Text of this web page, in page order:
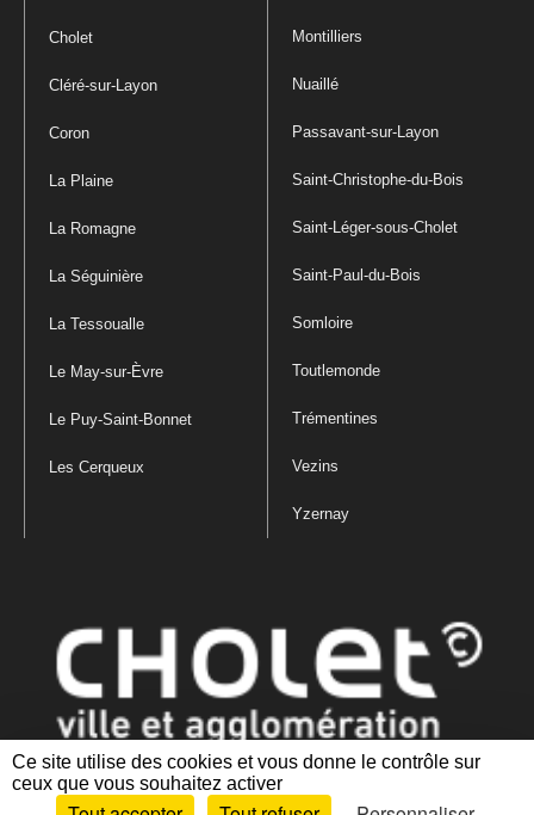
Ce site utilise des cookies et vous donne le contrôle sur
ceux que vous souhaitez activer
Cholet
Cléré-sur-Layon
Coron
La Plaine
La Romagne
La Séguinière
La Tessoualle
Le May-sur-Èvre
Le Puy-Saint-Bonnet
Les Cerqueux
Montilliers
Nuaillé
Passavant-sur-Layon
Saint-Christophe-du-Bois
Saint-Léger-sous-Cholet
Saint-Paul-du-Bois
Somloire
Toutlemonde
Trémentines
Vezins
Yzernay
Mentions légales|Politique de confidentialité
des cookies |Plan du site Accessibilité : partiellement conforme